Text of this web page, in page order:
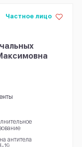
Частное лицо
антитела